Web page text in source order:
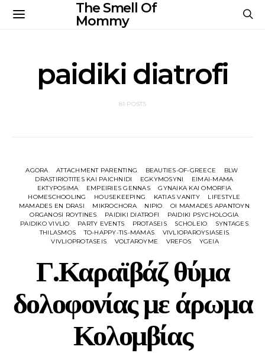
The Smell Of
Mommy
paidiki diatrofi
81 POSTS
AGORA ATTACHMENT PARENTING BEAUTIES-OF-GREECE
BLW
DRASTIRIOTITES KAI PAICHNIDI
EGKYMOSYNI
EIMAI-MAMA
EKTYPOSIMA
EMPEIRIES GENNAS
GYNAIKA KAI OMORFIA
HOMESCHOOLING
HOUSEKEEPING KATIAS VANITY
LIFESTYLE
MAMADES EN DRASI
MIKROCHORA NIPIO
OI MAMADES APANTOYN
ORGANOSI ROYTINES
PAIDIKI DIATROFI
PAIDIKI PSYCHOLOGIA
PAIDIKO VIVLIO
PARTY EVENTS PROTASEIS SCHOLEIO
SYNTAGES
THILASMOS
TO-HAPPY-TIS-MAMAS
VIVLIOPAROYSIASEIS
VIVLIOPROTASEIS
VOLTAROYME VREFOS YGEIA
Γ.Καραϊβάζ θύμα
δολοφονίας με άρωμα
Κολομβίας